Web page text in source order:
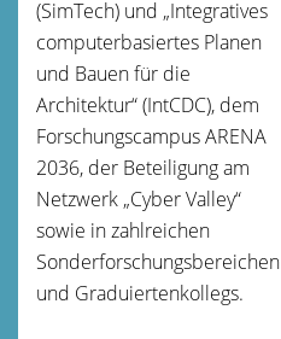
(SimTech) und „Integratives
computerbasiertes Planen
und Bauen für die
Architektur“ (IntCDC), dem
Forschungscampus ARENA
2036, der Beteiligung am
Netzwerk „Cyber Valley“
sowie in zahlreichen
Sonderforschungsbereichen
und Graduiertenkollegs.